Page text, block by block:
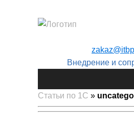
Внедрение и
Статьи по 1С »